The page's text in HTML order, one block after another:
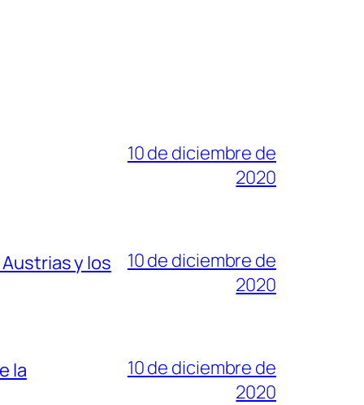
10 de diciembre de
2020
y los
10 de diciembre de
2020
la
10 de diciembre de
2020